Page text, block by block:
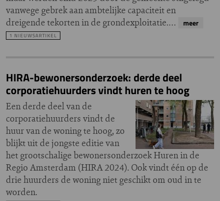
vanwege gebrek aan ambtelijke capaciteit en
dreigende tekorten in de grondexploitatie.…
meer
1 NIEUWSARTIKEL
HIRA-bewonersonderzoek: derde deel
corporatiehuurders vindt huren te hoog
Een derde deel van de
corporatiehuurders vindt de
huur van de woning te hoog, zo
blijkt uit de jongste editie van
het grootschalige bewonersonderzoek Huren in de
Regio Amsterdam (HIRA 2024). Ook vindt één op de
drie huurders de woning niet geschikt om oud in te
worden.